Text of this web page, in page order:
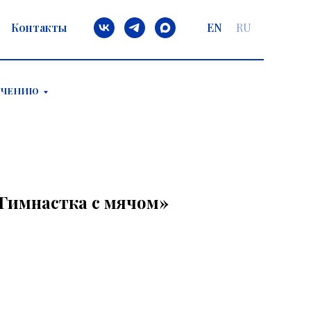
Контакты EN RU
с мячом»